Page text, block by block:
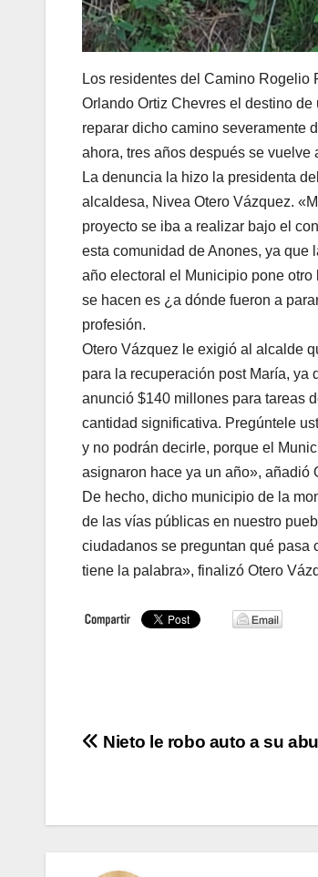
Los residentes del Camino Rogelio
Orlando Ortiz Chevres el destino
reparar dicho camino severamente
ahora, tres años después se vuelve
La denuncia la hizo la presidenta
alcaldesa, Nivea Otero Vázquez.
proyecto se iba a realizar bajo el
esta comunidad de Anones, ya que
año electoral el Municipio pone
se hacen es ¿a dónde fueron a
profesión.
Otero Vázquez le exigió al alcalde
para la recuperación post María, ya
anunció $140 millones para tareas
cantidad significativa. Pregúntele
y no podrán decirle, porque el
asignaron hace ya un año», añadió
De hecho, dicho municipio de la
de las vías públicas en nuestro
ciudadanos se preguntan qué pasa
tiene la palabra», finalizó Otero
Navegación
entradas
Nieto le robo auto a su